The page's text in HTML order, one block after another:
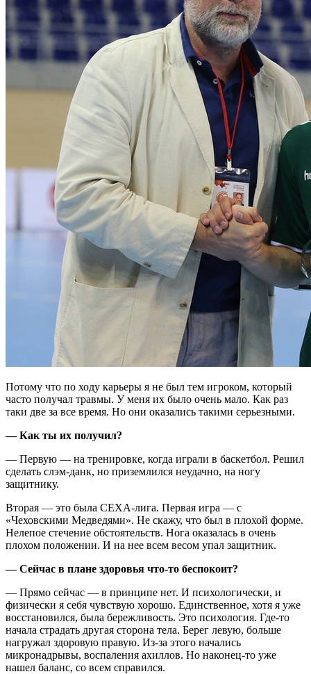
Потому что по ходу карьеры я не был тем игроком, который
часто получал травмы. У меня их было очень мало. Как раз
таки две за все время. Но они оказались такими серьезными.
— Как ты их получил?
— Первую — на тренировке, когда играли в баскетбол. Решил
сделать слэм-данк, но приземлился неудачно, на ногу
защитнику.
Вторая — это была СЕХА-лига. Первая игра — с
«Чеховскими Медведями». Не скажу, что был в плохой форме.
Нелепое стечение обстоятельств. Нога оказалась в очень
плохом положении. И на нее всем весом упал защитник.
— Сейчас в плане здоровья что-то беспокоит?
— Прямо сейчас — в принципе нет. И психологически, и
физически я себя чувствую хорошо. Единственное, хотя я уже
восстановился, была бережливость. Это психология. Где-то
начала страдать другая сторона тела. Берег левую, больше
нагружал здоровую правую. Из-за этого начались
микронадрывы, воспаления ахиллов. Но наконец-то уже
нашел баланс, со всем справился.